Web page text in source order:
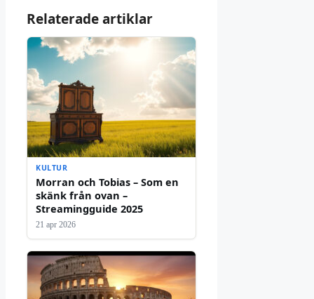
Relaterade artiklar
KULTUR
Morran och Tobias – Som en
skänk från ovan –
Streamingguide 2025
21 apr 2026